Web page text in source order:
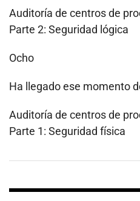
Auditoría de centros de
Parte 2: Seguridad lógica
Ocho
Ha llegado ese momento
Auditoría de centros de
Parte 1: Seguridad física